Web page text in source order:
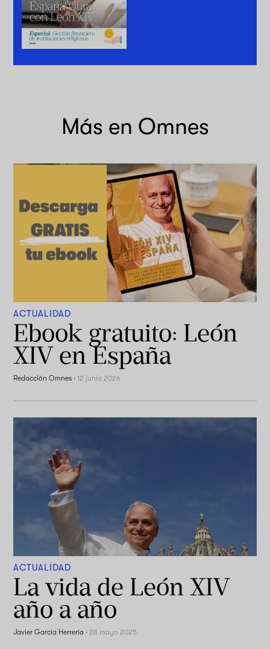
Más en Omnes
ACTUALIDAD
Ebook gratuito: León
XIV en España
Redacción Omnes ·12 junio 2026
ACTUALIDAD
La vida de León XIV
año a año
Javier García Herrería · 28 mayo 2025